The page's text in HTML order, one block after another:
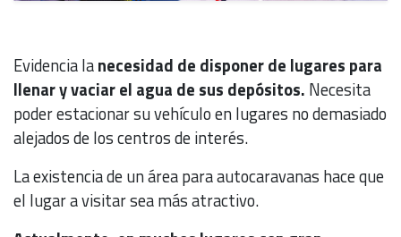
Evidencia lanecesidad de disponer de lugares para
llenar y vaciar el agua de sus depósitos. Necesita
poder estacionar su vehículo en lugares no demasiado
alejados de los centros de interés.
La existencia de un área para autocaravanas hace que
el lugar a visitar sea más atractivo.